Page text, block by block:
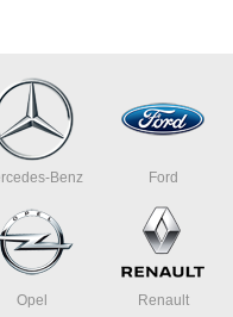
kroužek nádrže PRO.
Benz Ford
Opel Renault